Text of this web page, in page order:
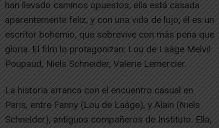
han llevado caminos opuestos, ella está casada
aparentemente feliz, y con una vida de lujo; él es un
escritor bohemio, que sobrevive con más pena que
gloria. El film lo protagonizan: Lou de Laâge Melvil
Poupaud, Niels Schneider, Valerie Lemercier.
La historia arranca con el encuentro casual en
Paris, entre Fanny (Lou de Laâge), y Alain (Niels
Schneider), antiguos compañeros de Instituto. Ella,